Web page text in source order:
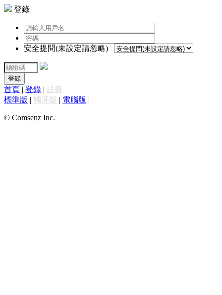
登錄
安全提問(未設定請忽略)
登錄
首頁 | 登錄 | 註冊
標準版 | 觸屏版 | 電腦版 |
© Comsenz Inc.